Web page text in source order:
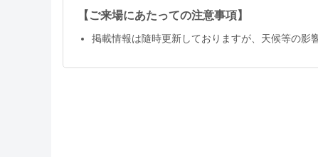
【ご来場にあたっての注意事項】
掲載情報は隨時更新しておりますが、天候等の影